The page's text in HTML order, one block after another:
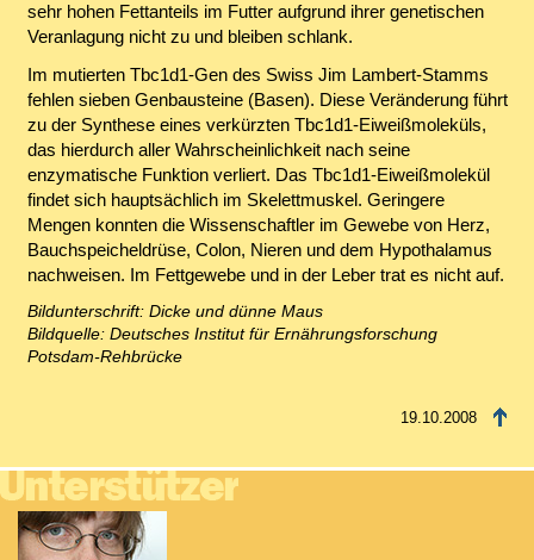
sehr hohen Fettanteils im Futter aufgrund ihrer genetischen
Veranlagung nicht zu und bleiben schlank.
Im mutierten Tbc1d1-Gen des Swiss Jim Lambert-Stamms
fehlen sieben Genbausteine (Basen). Diese Veränderung führt
zu der Synthese eines verkürzten Tbc1d1-Eiweißmoleküls,
das hierdurch aller Wahrscheinlichkeit nach seine
enzymatische Funktion verliert. Das Tbc1d1-Eiweißmolekül
findet sich hauptsächlich im Skelettmuskel. Geringere
Mengen konnten die Wissenschaftler im Gewebe von Herz,
Bauchspeicheldrüse, Colon, Nieren und dem Hypothalamus
nachweisen. Im Fettgewebe und in der Leber trat es nicht auf.
Bildunterschrift: Dicke und dünne Maus
Bildquelle: Deutsches Institut für Ernährungsforschung
Potsdam-Rehbrücke
19.10.2008